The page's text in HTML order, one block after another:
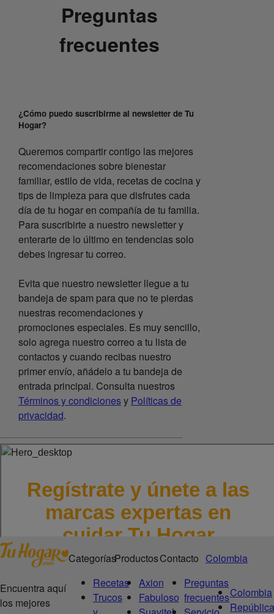
Preguntas
frecuentes
¿Cómo puedo suscribirme al newsletter de Tu
Hogar?
Queremos compartir contigo las mejores
recomendaciones sobre bienestar
familiar, estilo de vida, recetas de cocina y
tips de limpieza para que disfrutes cada
día de tu hogar en compañía de tu familia.
Para suscribirte a nuestro newsletter y
enterarte de lo último en tendencias solo
debes ingresar tu correo.
Evita que nuestro newsletter llegue a tu
bandeja de spam para que no te pierdas
nuestras recomendaciones y
promociones especiales. Es muy sencillo,
solo agrega nuestro correo a tu lista de
contactos y cuando recibas nuestro
primer envío, añádelo a tu bandeja de
entrada principal. Consulta nuestros
Términos y condicionesy Políticas de
privacidad.
Encuentra aquí
los mejores
Categorías
Recetas
Trucos
Productos
Axion
Fabuloso
Contacto
Preguntas
frecuentes
Colombia
Colombia
República